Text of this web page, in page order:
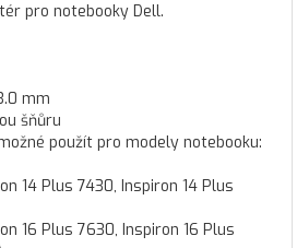
pro notebooky Dell.
mm
šňůru
použít pro modely notebooku:
14 Plus 7430, Inspiron 14 Plus
16 Plus 7630, Inspiron 16 Plus